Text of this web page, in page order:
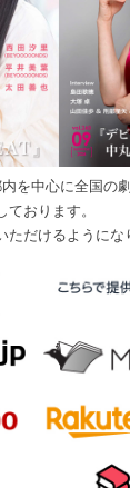
を中心に全国の
おります。
だけるようにな